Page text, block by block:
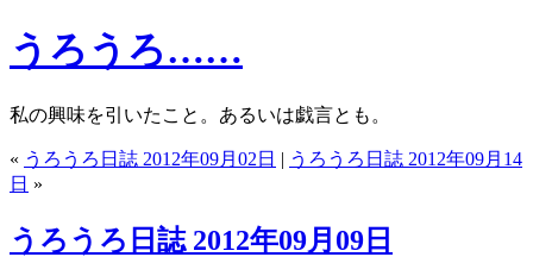
うろうろ……
私の興味を引いたこと。あるいは戯言とも。
« うろうろ日誌 2012年09月02日 | うろうろ日誌 2012年09月14
日 »
うろうろ日誌 2012年09月09日